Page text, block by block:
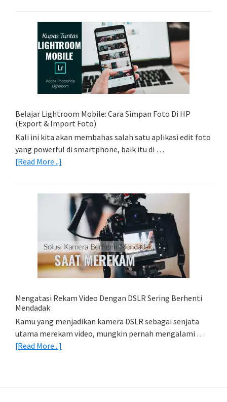
Sederhana:
Memadukan
Foto
Light
Trail
Dengan
Belajar Lightroom Mobile: Cara Simpan Foto Di HP
(Export & Import Foto)
Kali ini kita akan membahas salah satu aplikasi edit foto
yang powerful di smartphone, baik itu di …
[Read More...]
Mobile:
Cara
Simpan
Foto
Di
HP
(Export
Import
Mengatasi Rekam Video Dengan DSLR Sering Berhenti
Mendadak
Kamu yang menjadikan kamera DSLR sebagai senjata
utama merekam video, mungkin pernah mengalami …
[Read More...]